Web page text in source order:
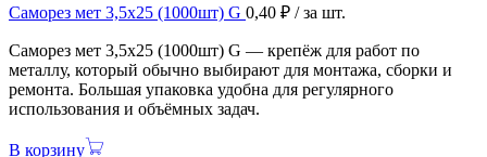
Саморез мет 3,5х25 (1000шт) G 0,40 ₽ / за шт.
Саморез мет 3,5х25 (1000шт) G — крепёж для работ по
металлу, который обычно выбирают для монтажа, сборки и
ремонта. Большая упаковка удобна для регулярного
использования и объёмных задач.
В корзину